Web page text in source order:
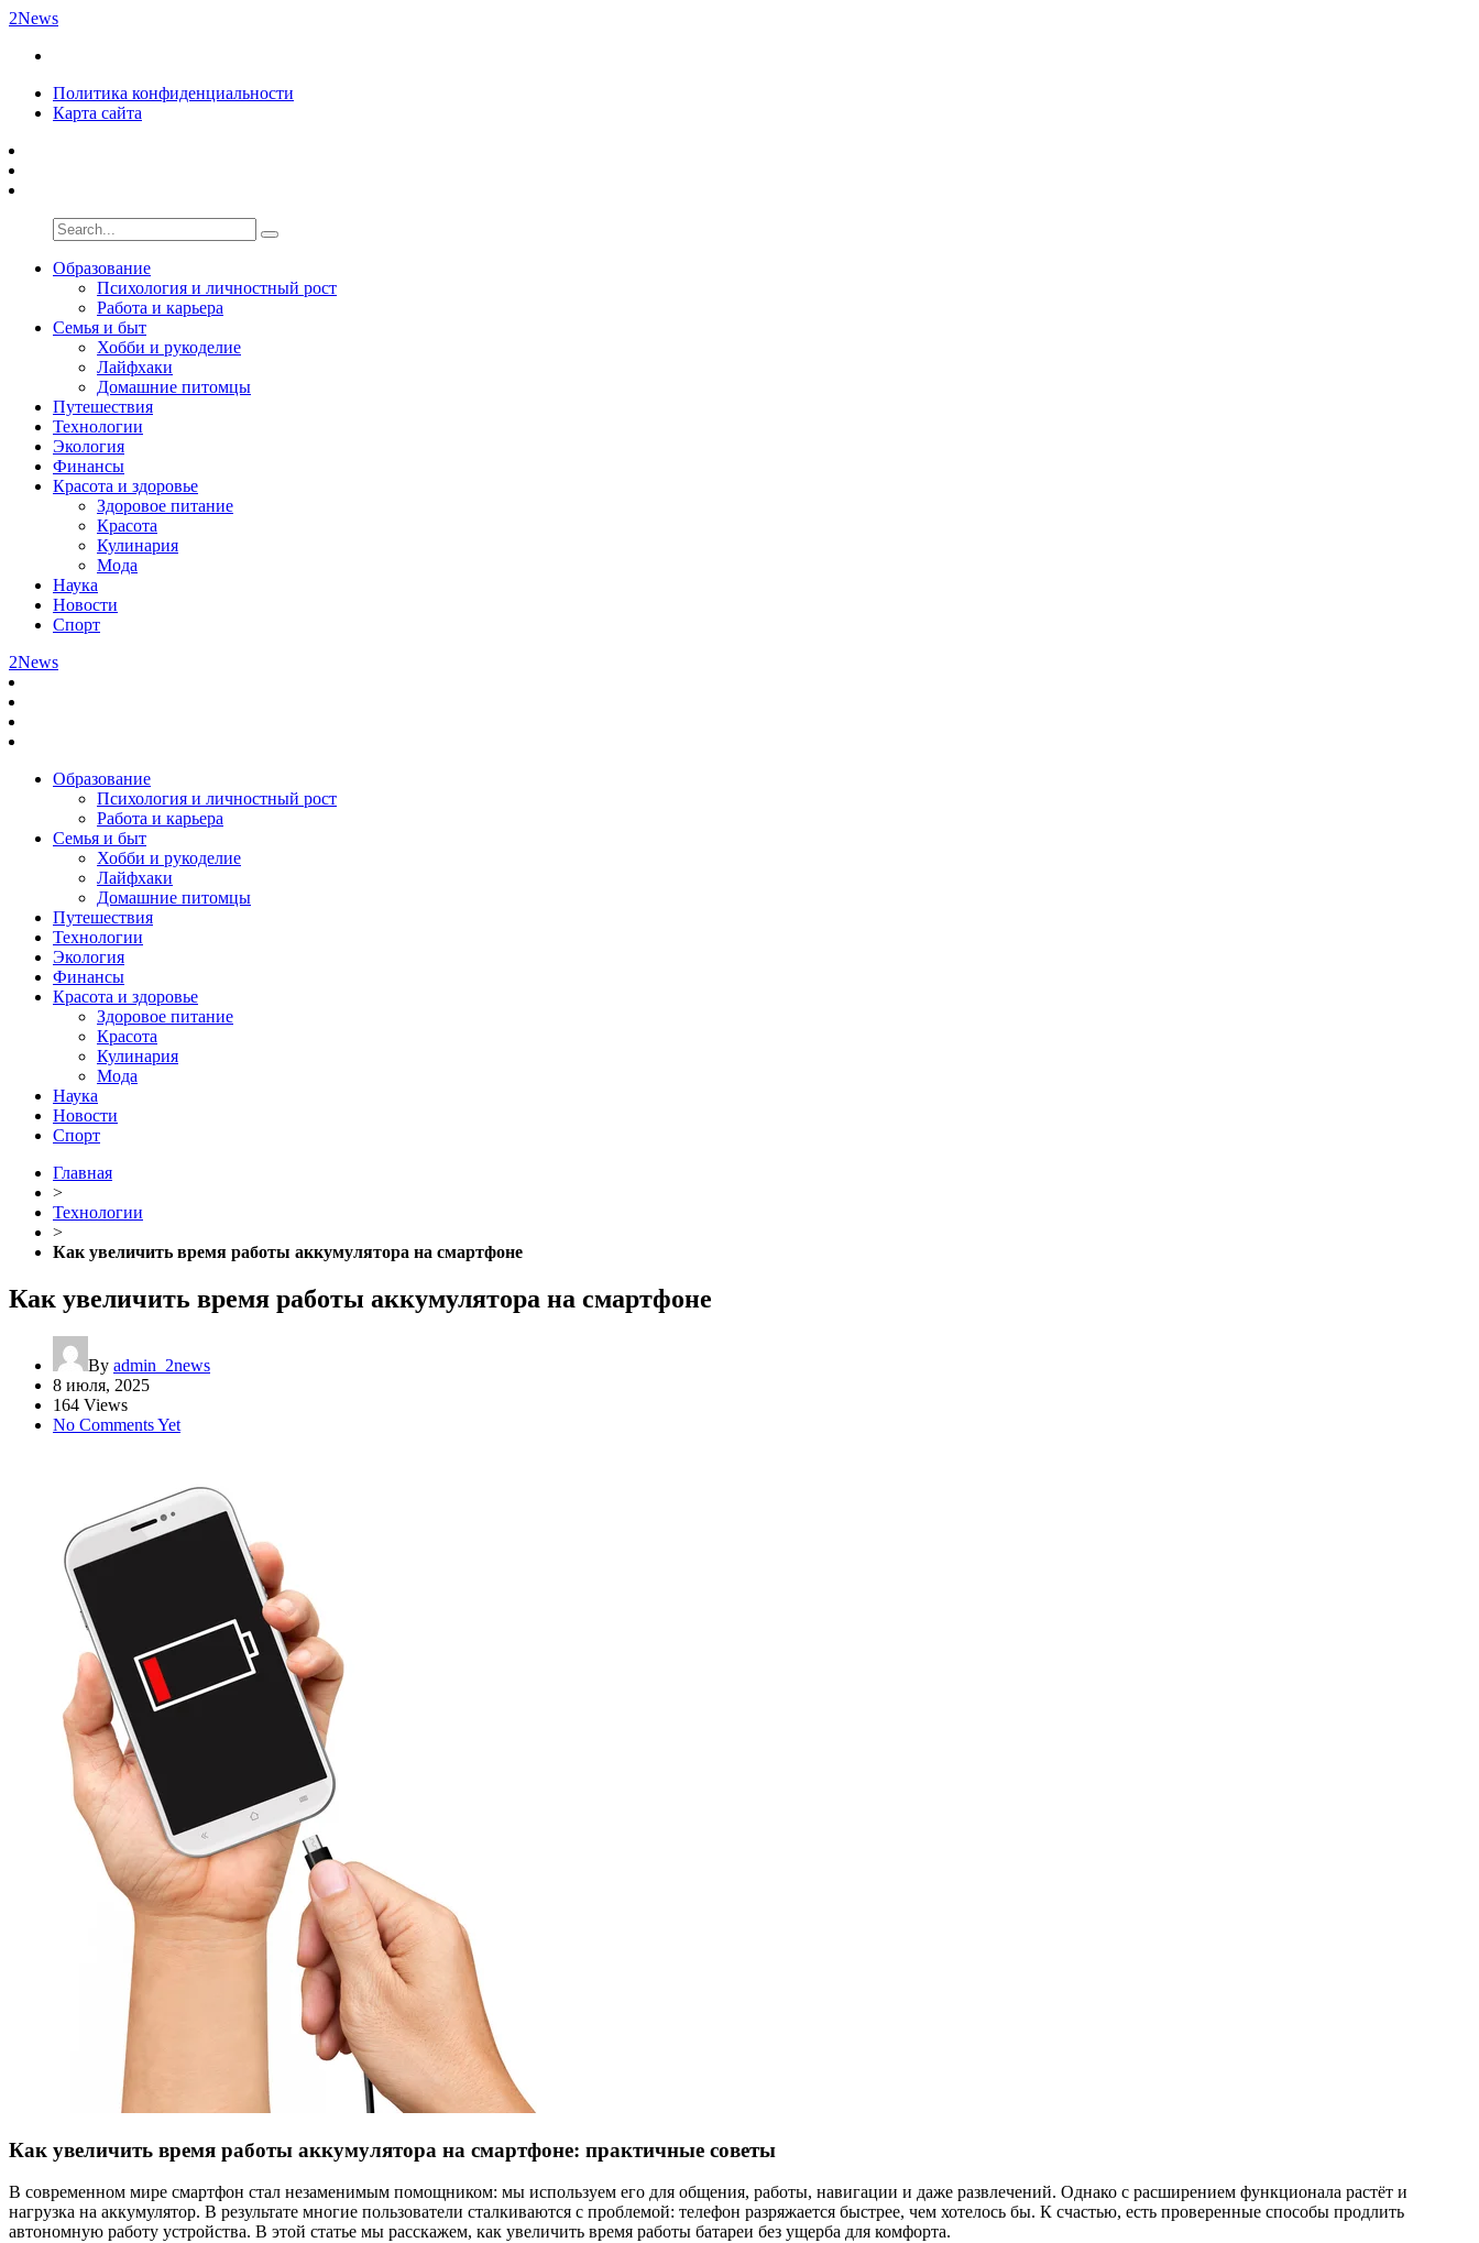
2News
Политика конфиденциальности
Карта сайта
Образование
Психология и личностный рост
Работа и карьера
Семья и быт
Хобби и рукоделие
Лайфхаки
Домашние питомцы
Путешествия
Технологии
Экология
Финансы
Красота и здоровье
Здоровое питание
Красота
Кулинария
Мода
Наука
Новости
Спорт
2News
Образование
Психология и личностный рост
Работа и карьера
Семья и быт
Хобби и рукоделие
Лайфхаки
Домашние питомцы
Путешествия
Технологии
Экология
Финансы
Красота и здоровье
Здоровое питание
Красота
Кулинария
Мода
Наука
Новости
Спорт
Главная
>
Технологии
>
Как увеличить время работы аккумулятора на смартфоне
Как увеличить время работы аккумулятора на смартфоне
By admin_2news
8 июля, 2025
164 Views
No Comments Yet
Как увеличить время работы аккумулятора на смартфоне: практичные советы
В современном мире смартфон стал незаменимым помощником: мы используем его для общения, работы, навигации и даже развлечений. Однако с расширением функционала растёт и
нагрузка на аккумулятор. В результате многие пользователи сталкиваются с проблемой: телефон разряжается быстрее, чем хотелось бы. К счастью, есть проверенные способы продлить
автономную работу устройства. В этой статье мы расскажем, как увеличить время работы батареи без ущерба для комфорта.